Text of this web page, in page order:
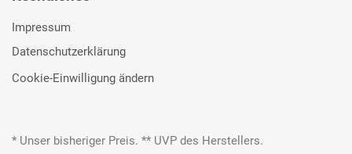
Impressum
Datenschutzerklärung
Cookie-Einwilligung ändern
* Unser bisheriger Preis. ** UVP des Herstellers.